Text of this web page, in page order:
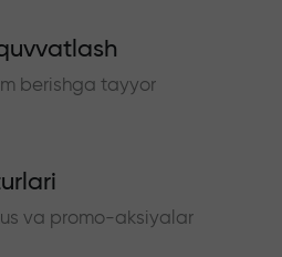
berishga tayyor
va promo-aksiyalar